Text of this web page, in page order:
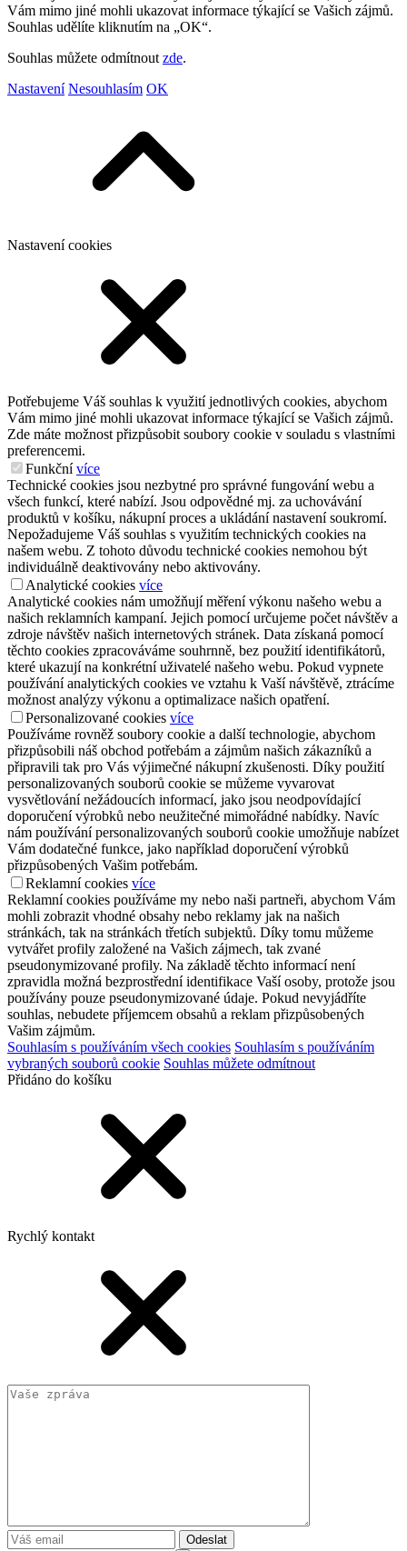
Vám mimo jiné mohli ukazovat informace týkající se Vašich zájmů.
Souhlas udělíte kliknutím na „OK“.
Souhlas můžete odmítnout zde.
Nastavení Nesouhlasím OK
Nastavení cookies
Potřebujeme Váš souhlas k využití jednotlivých cookies, abychom
Vám mimo jiné mohli ukazovat informace týkající se Vašich zájmů.
Zde máte možnost přizpůsobit soubory cookie v souladu s vlastními
preferencemi.
Funkční více
Technické cookies jsou nezbytné pro správné fungování webu a
všech funkcí, které nabízí. Jsou odpovědné mj. za uchovávání
produktů v košíku, nákupní proces a ukládání nastavení soukromí.
Nepožadujeme Váš souhlas s využitím technických cookies na
našem webu. Z tohoto důvodu technické cookies nemohou být
individuálně deaktivovány nebo aktivovány.
Analytické cookies více
Analytické cookies nám umožňují měření výkonu našeho webu a
našich reklamních kampaní. Jejich pomocí určujeme počet návštěv a
zdroje návštěv našich internetových stránek. Data získaná pomocí
těchto cookies zpracováváme souhrnně, bez použití identifikátorů,
které ukazují na konkrétní uživatelé našeho webu. Pokud vypnete
používání analytických cookies ve vztahu k Vaší návštěvě, ztrácíme
možnost analýzy výkonu a optimalizace našich opatření.
Personalizované cookies více
Používáme rovněž soubory cookie a další technologie, abychom
přizpůsobili náš obchod potřebám a zájmům našich zákazníků a
připravili tak pro Vás výjimečné nákupní zkušenosti. Díky použití
personalizovaných souborů cookie se můžeme vyvarovat
vysvětlování nežádoucích informací, jako jsou neodpovídající
doporučení výrobků nebo neužitečné mimořádné nabídky. Navíc
nám používání personalizovaných souborů cookie umožňuje nabízet
Vám dodatečné funkce, jako například doporučení výrobků
přizpůsobených Vašim potřebám.
Reklamní cookies více
Reklamní cookies používáme my nebo naši partneři, abychom Vám
mohli zobrazit vhodné obsahy nebo reklamy jak na našich
stránkách, tak na stránkách třetích subjektů. Díky tomu můžeme
vytvářet profily založené na Vašich zájmech, tak zvané
pseudonymizované profily. Na základě těchto informací není
zpravidla možná bezprostřední identifikace Vaší osoby, protože jsou
používány pouze pseudonymizované údaje. Pokud nevyjádříte
souhlas, nebudete příjemcem obsahů a reklam přizpůsobených
Vašim zájmům.
Souhlasím s používáním všech cookies Souhlasím s používáním
vybraných souborů cookie Souhlas můžete odmítnout
Přidáno do košíku
Rychlý kontakt
Odeslat